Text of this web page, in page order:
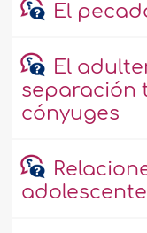
El
El
separación
cónyuges